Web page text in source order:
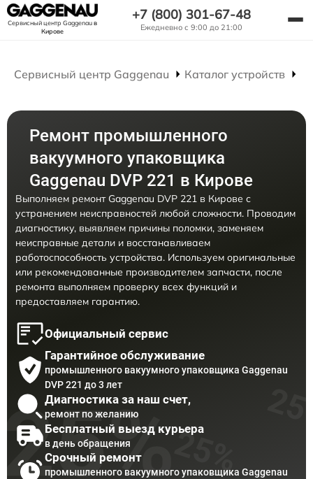
Сервисный центр Gaggenauв
Кирове
+7 (800) 301-67-48
Ежедневно с 9:00 до 21:00
Сервисный центр Gaggenau Каталог устройств
Ремонт промышленного
вакуумного упаковщика
Gaggenau DVP 221 в Кирове
Выполняем ремонт Gaggenau DVP 221 в Кирове с
устранением неисправностей любой сложности. Проводим
диагностику, выявляем причины поломки, заменяем
неисправные детали и восстанавливаем
работоспособность устройства. Используем оригинальные
или рекомендованные производителем запчасти, после
ремонта выполняем проверку всех функций и
предоставляем гарантию.
Официальный сервис
Гарантийное обслуживание
промышленного вакуумного упаковщика Gaggenau
DVP 221 до 3 лет
Диагностика за наш счет,
ремонт по желанию
Бесплатный выезд курьера
в день обращения
Срочный ремонт
промышленного вакуумного упаковщика Gaggenau